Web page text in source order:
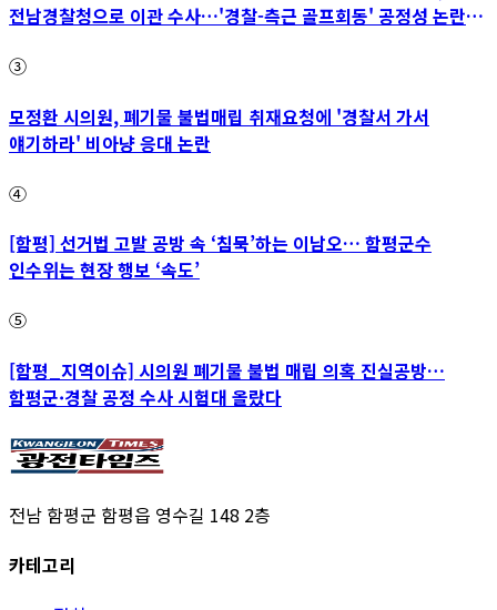
전남경찰청으로 이관 수사…'경찰-측근 골프회동' 공정성 논란
③
모정환 시의원, 폐기물 불법매립 취재요청에 '경찰서 가서
얘기하라' 비아냥 응대 논란
④
[함평] 선거법 고발 공방 속 ‘침묵’하는 이남오… 함평군수
인수위는 현장 행보 ‘속도’
⑤
[함평_지역이슈] 시의원 폐기물 불법 매립 의혹 진실공방…
함평군·경찰 공정 수사 시험대 올랐다
전남 함평군 함평읍 영수길 148 2층
카테고리